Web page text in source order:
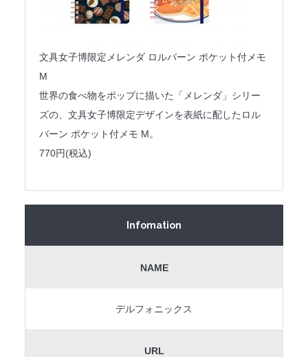
文具女子博限定メレンダ ロルバーン ポケット付メモ
M
世界の食べ物をポップに描いた「メレンダ」シリー
ズの、文具女子博限定デザインを表紙に配したロル
バーン ポケット付メモ M。
770円(税込)
Infomation
NAME
デルフォニックス
URL